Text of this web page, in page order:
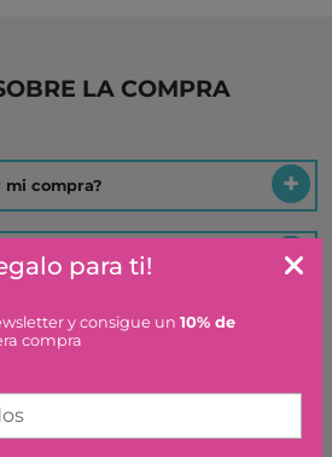
LA COMPRA
mi compra?
de envío?
hacer una devolución o
especial?
para ti!
y consigue un 10% de
compra